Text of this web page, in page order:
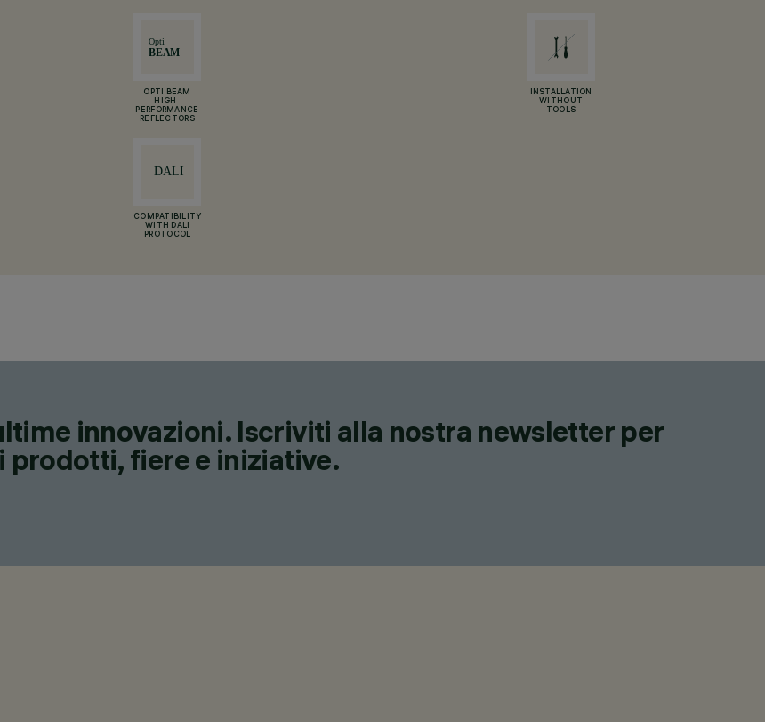
OPTI BEAM
HIGH-
PERFORMANCE
REFLECTORS
INSTALLATION
WITHOUT
TOOLS
COMPATIBILITY
WITH DALI
PROTOCOL
innovazioni. Iscriviti alla nostra newsletter per
prodotti, fiere e iniziative.